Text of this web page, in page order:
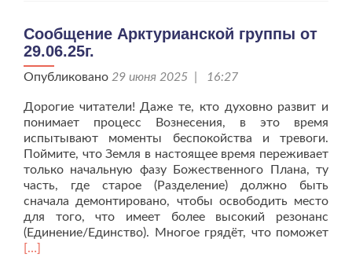
Сообщение Арктурианской группы от
29.06.25г.
Опубликовано 29 июня 2025 | 16:27
Дорогие читатели! Даже те, кто духовно развит и
понимает процесс Вознесения, в это время
испытывают моменты беспокойства и тревоги.
Поймите, что Земля в настоящее время переживает
только начальную фазу Божественного Плана, ту
часть, где старое (Разделение) должно быть
сначала демонтировано, чтобы освободить место
для того, что имеет более высокий резонанс
(Единение/Единство). Многое грядёт, что поможет
[…]